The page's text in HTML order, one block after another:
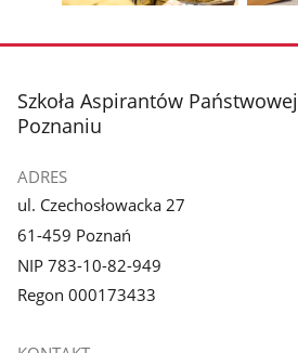
zdjęcie
z
galerii.
zdjęcie
galerii.
stopka
Szkoła Aspirantów
Poznaniu
ADRES
ul. Czechosłowacka 27
61-459 Poznań
NIP 783-10-82-949
Regon 000173433